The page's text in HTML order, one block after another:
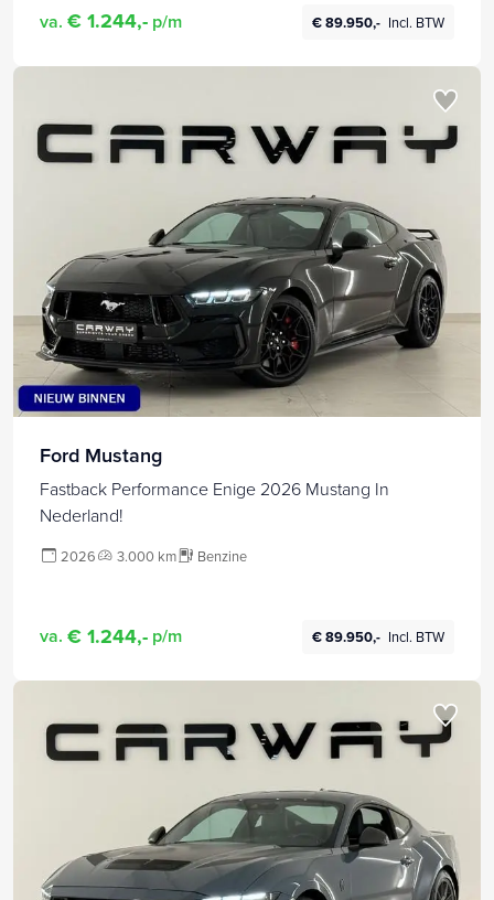
va. € 1.244,- p/m € 89.950,- Incl. BTW
Ford Mustang
Fastback Performance Enige 2026 Mustang In
Nederland!
2026 3.000 km Benzine
va. € 1.244,- p/m € 89.950,- Incl. BTW